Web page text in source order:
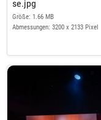
se.jpg
Größe: 1.66 MB
Abmessungen: 3200 x 2133 Pixel